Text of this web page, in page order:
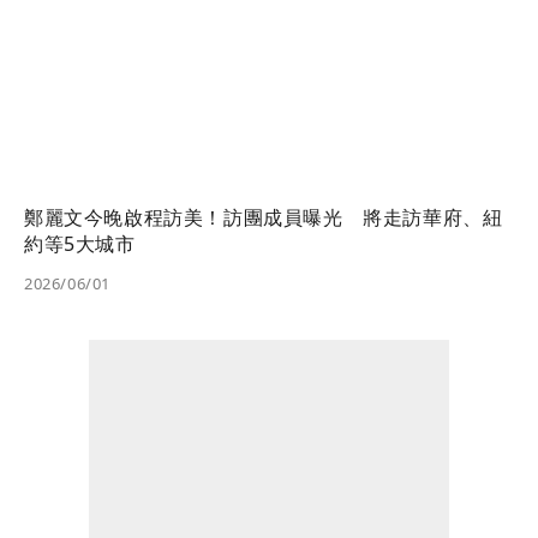
鄭麗文今晚啟程訪美！訪團成員曝光 將走訪華府、紐
約等5大城市
2026/06/01